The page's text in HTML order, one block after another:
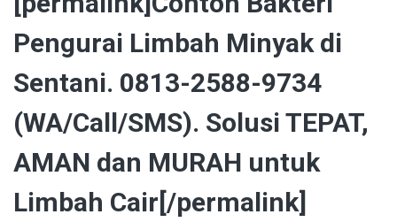
Pengurai Limbah Minyak di
Sentani. 0813-2588-9734
(WA/Call/SMS). Solusi TEPAT,
AMAN dan MURAH untuk
Limbah Cair[/permalink]